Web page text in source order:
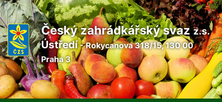
Český zahrádkářský svazz.s.
Ústředí- Rokycanova 318/15, 130 00
Praha 3